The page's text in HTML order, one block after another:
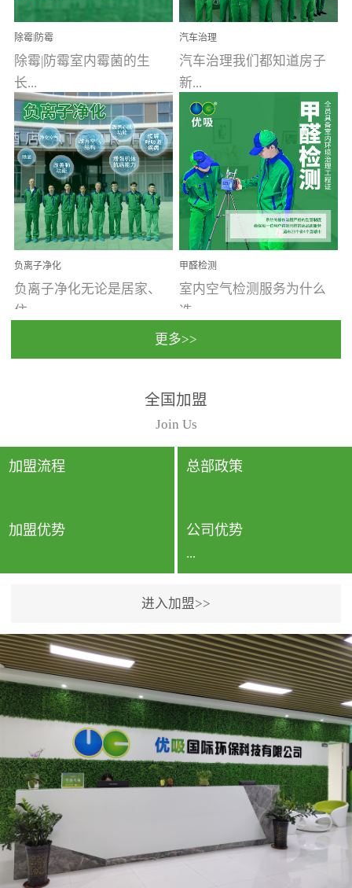
首的室内...
液来说，无...
除霉|防霉
除霉|防霉室内霉菌的生
长...
受温度、湿度、基质养
分、通风四个条件影响，
温暖潮湿、营养物质多、
通风缓慢的空间最易滋生
大量霉菌的...
汽车治理
汽车治理我们都知道房子
新...
装修完会有甲醛，其实汽
车的甲醛超标问题更为严
重。汽车的空间范围小，
配件、皮具、装饰多，这
些都是汽...
负离子净化
负离子净化无论是居家、
住...
动，人类长时间停留的室
内空间都有整体消毒的需
要。因为空间内人流携带
的、空气...
甲醛检测
室内空气检测服务为什么
选...
行国家规定的标准检测方
法，空气采样量准确，检
测结果可靠，远胜于其他
检测...
更多>>
全国加盟
Join Us
加盟流程 总部政策
加盟优势 公司优势
...
专利保护优势、双甲资质
企业（“室内环境净化治理
甲级施工资质”“室内环境
污染治理资质等级证
书”）、拥有多名高级《环
境工程高级工程师》室内
空气治理资格认证的治理
人员、掌握室内空气净化
治理实用技术和五项专利
技术、八项计算机软件著
作权登记证书等。研发实
进入加盟>>